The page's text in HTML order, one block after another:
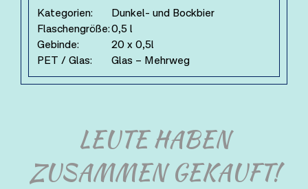
Kategorien:
Dunkel- und Bockbier
Flaschengröße:0,5 l
Gebinde:
20 x 0,5l
PET / Glas:
Glas – Mehrweg
LEUTE HABEN
ZUSAMMEN GEKAUFT!